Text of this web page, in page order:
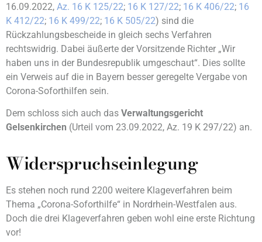
16.09.2022, Az. 16 K 125/22; 16 K 127/22; 16 K 406/22; 16
K 412/22; 16 K 499/22; 16 K 505/22) sind die
Rückzahlungsbescheide in gleich sechs Verfahren
rechtswidrig. Dabei äußerte der Vorsitzende Richter „Wir
haben uns in der Bundesrepublik umgeschaut“. Dies sollte
ein Verweis auf die in Bayern besser geregelte Vergabe von
Corona-Soforthilfen sein.
Dem schloss sich auch das Verwaltungsgericht
Gelsenkirchen (Urteil vom 23.09.2022, Az. 19 K 297/22) an.
Widerspruchseinlegung
Es stehen noch rund 2200 weitere Klageverfahren beim
Thema „Corona-Soforthilfe“ in Nordrhein-Westfalen aus.
Doch die drei Klageverfahren geben wohl eine erste Richtung
vor!